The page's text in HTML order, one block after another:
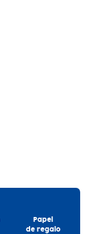
Papel
de regalo